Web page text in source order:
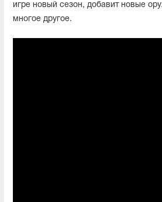
игре новый сезон, добавит новые
многое другое.